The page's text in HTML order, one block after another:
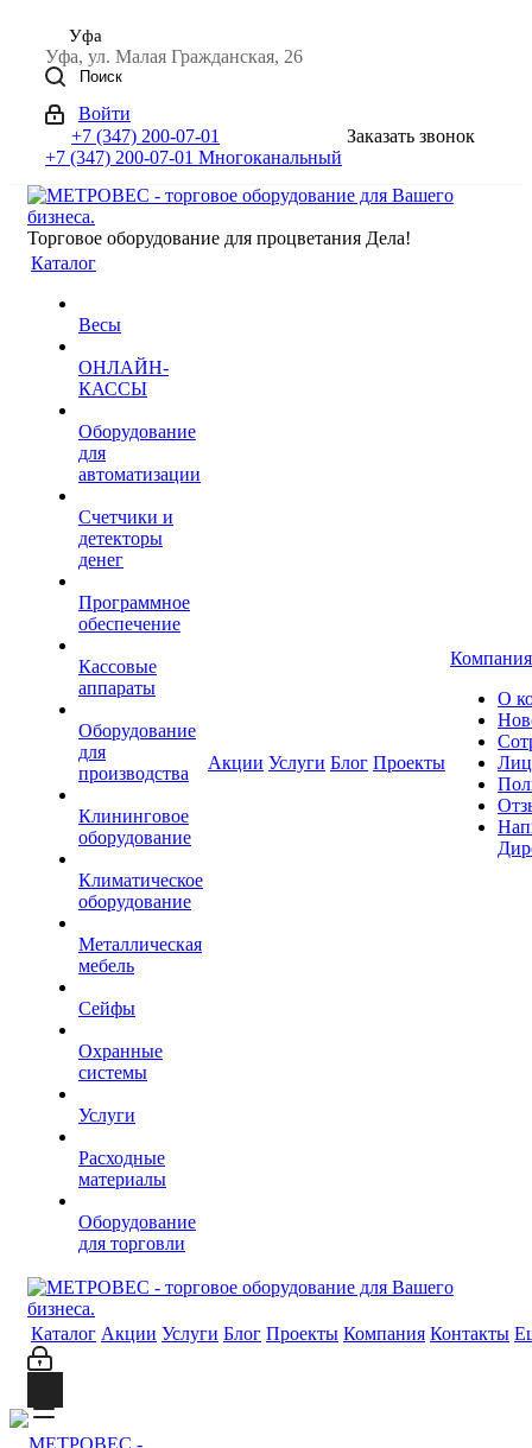
Уфа
Уфа, ул. Малая Гражданская, 26
Поиск
Войти
+7 (347) 200-07-01
+7 (347) 200-07-01 Многоканальный
Заказать звонок
Торговое оборудование для процветания Дела!
Каталог
Весы
ОНЛАЙН-
КАССЫ
Оборудование
для
автоматизации
Счетчики и
детекторы
денег
Программное
обеспечение
Кассовые
аппараты
Оборудование
для
производства
Клининговое
оборудование
Климатическое
оборудование
Металлическая
мебель
Сейфы
Охранные
системы
Услуги
Расходные
материалы
Оборудование
для торговли
Акции Услуги Блог Проекты
Компания
О
Каталог Акции Услуги Блог Проекты Компания Контакты